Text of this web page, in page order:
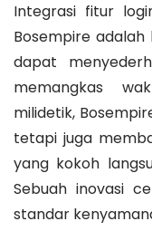
Integrasi fitur
Bosempire
dapat
memangkas
milidetik,
tetapi juga
yang kokoh
Sebuah inovasi
standar